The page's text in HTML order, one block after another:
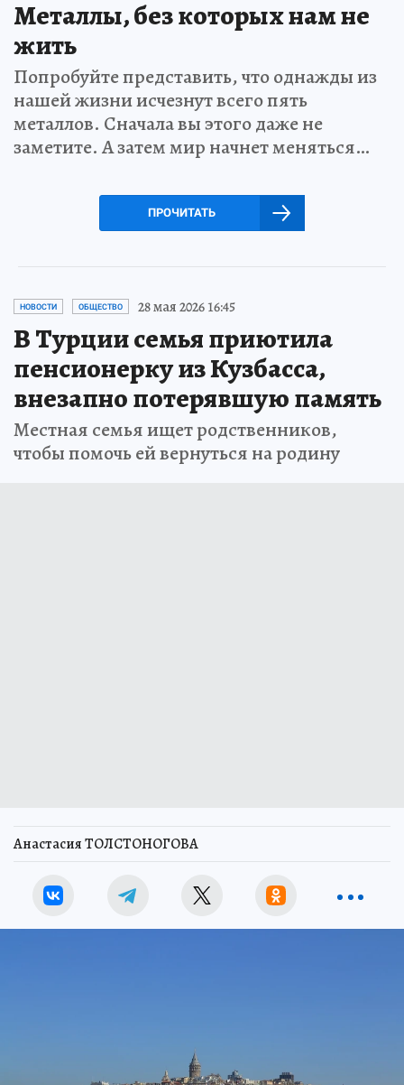
Металлы, без которых нам не
жить
Попробуйте представить, что однажды из
нашей жизни исчезнут всего пять
металлов. Сначала вы этого даже не
заметите. А затем мир начнет меняться…
ПРОЧИТАТЬ
НОВОСТИ ОБЩЕСТВО 28 мая 2026 16:45
В Турции семья приютила
пенсионерку из Кузбасса,
внезапно потерявшую память
Местная семья ищет родственников,
чтобы помочь ей вернуться на родину
Анастасия ТОЛСТОНОГОВА